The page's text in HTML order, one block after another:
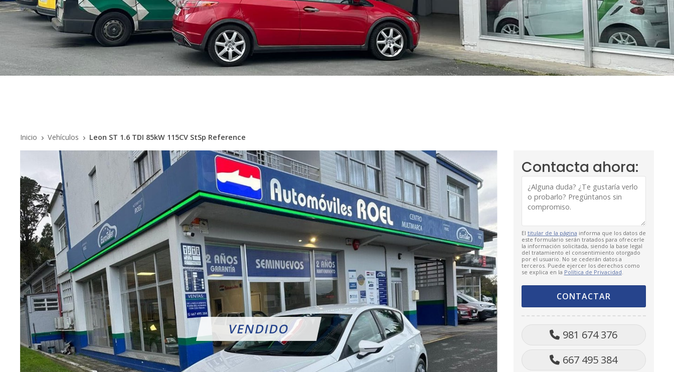
Inicio Vehículos Leon ST 1.6 TDI 85kW 115CV StSp Reference
Contacta ahora:
El titular de la página informa que los datos de
este formulario serán tratados para ofrecerle
la información solicitada, siendo la base legal
del tratamiento el consentimiento otorgado
por el usuario. No se cederán datos a
terceros. Puede ejercer los derechos como
se explica en la Política de Privacidad
981 674 376
667 495 384